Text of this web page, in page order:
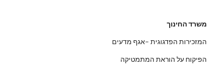
משרד החינוך
המזכירות הפדגוגית –אגף מדעים
הפיקוח על הוראת המתמטיקה